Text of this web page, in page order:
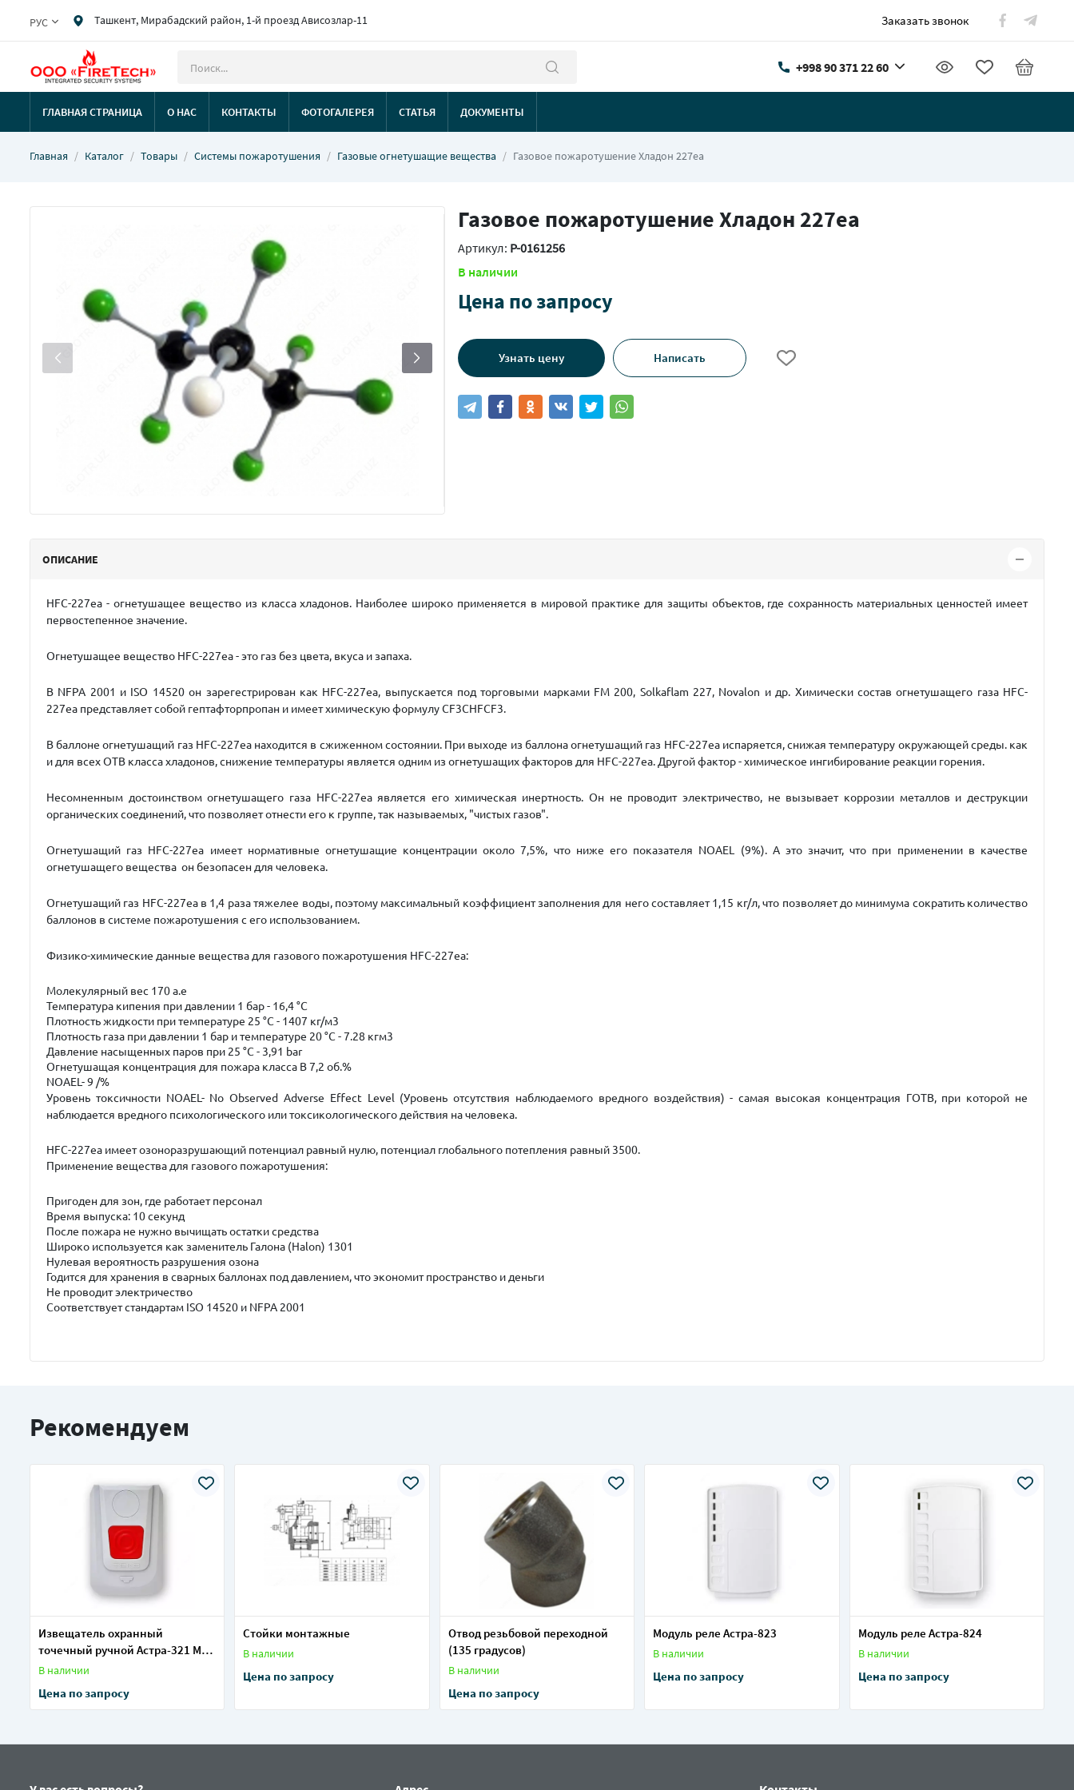
РУС Ташкент, Мирабадский район, 1-й проезд Ависозлар-11 Заказать звонок
+998 90 371 22 60
ГЛАВНАЯ СТРАНИЦА О НАС КОНТАКТЫ ФОТОГАЛЕРЕЯ СТАТЬЯ ДОКУМЕНТЫ
Главная Каталог Товары Системы пожаротушения Газовые огнетушащие вещества Газовое пожаротушение Хладон 227еа
Газовое пожаротушение Хладон 227еа
Артикул: P-0161256
В наличии
Цена по запросу
Узнать цену Написать
ОПИСАНИЕ
HFC-227ea - огнетушащее вещество из класса хладонов. Наиболее широко применяется в мировой практике для защиты объектов, где сохранность материальных ценностей имеет
первостепенное значение.
Огнетушащее вещество HFC-227ea- это газ без цвета, вкуса и запаха.
В NFPA 2001 и ISO 14520 он зарегестрирован как HFC-227ea, выпускается под торговыми марками FM 200, Solkaflam 227, Novalon и др. Химически составогнетушащего газа HFC-
227ea представляет собой гептафторпропан и имеет химическую формулу CF3CHFCF3.
В баллонеогнетушащий газ HFC-227eaнаходится в сжиженном состоянии. При выходе из баллонаогнетушащий газ HFC-227ea испаряется, снижая температуру окружающей среды. как
и для всех ОТВ класса хладонов, снижение температуры является одним из огнетушащих факторов для HFC-227ea. Другой фактор - химическое ингибирование реакции горения.
Несомненным достоинствомогнетушащего газа HFC-227eaявляется его химическая инертность. Он не проводит электричество, не вызывает коррозии металлов и деструкции
органических соединений, что позволяет отнести его к группе, так называемых, "чистых газов".
Огнетушащий газ HFC-227ea имеет нормативные огнетушащие концентрации около 7,5%, что ниже его показателя NOAEL (9%). А это значит, что при применении в качестве
огнетушащего вещества он безопасен для человека.
Огнетушащий газ HFC-227eaв 1,4 раза тяжелее воды, поэтому максимальный коэффициент заполнения для него составляет 1,15 кг/л, что позволяет до минимума сократить количество
баллонов в системе пожаротушения с его использованием.
Физико-химические данные вещества для газового пожаротушения HFC-227ea:
Молекулярный вес 170 а.е
Температура кипения при давлении 1 бар - 16,4 °С
Плотность жидкости при температуре 25 °С - 1407 кг/м3
Плотность газа при давлении 1 бар и температуре 20 °С - 7.28 кгм3
Давление насыщенных паров при 25 °С - 3,91 bar
Огнетушащая концентрация для пожара класса В 7,2 об.%
NOAEL- 9 /%
Уровень токсичности NOAEL- No Observed Adverse Effect Level (Уровень отсутствия наблюдаемого вредного воздействия) - самая высокая концентрация ГОТВ, при которой не
наблюдается вредного психологического или токсикологического действия на человека.
HFC-227ea имеет озоноразрушающий потенциал равный нулю, потенциал глобального потепления равный 3500.
Применение вещества для газового пожаротушения:
Пригоден для зон, где работает персонал
Время выпуска: 10 секунд
После пожара не нужно вычищать остатки средства
Широко используется как заменитель Галона (Halon) 1301
Нулевая вероятность разрушения озона
Годится для хранения в сварных баллонах под давлением, что экономит пространство и деньги
Не проводит электричество
Соответствует стандартам ISO 14520 и NFPA 2001
Рекомендуем
Извещатель охранный
точечный ручной Астра-321 М
(тревожная кнопка)
В наличии
Цена по запросу
Стойки монтажные
В наличии
Цена по запросу
Отвод резьбовой переходной
(135 градусов)
В наличии
Цена по запросу
Модуль реле Астра-823
В наличии
Цена по запросу
Модуль реле Астра-824
В наличии
Цена по запросу